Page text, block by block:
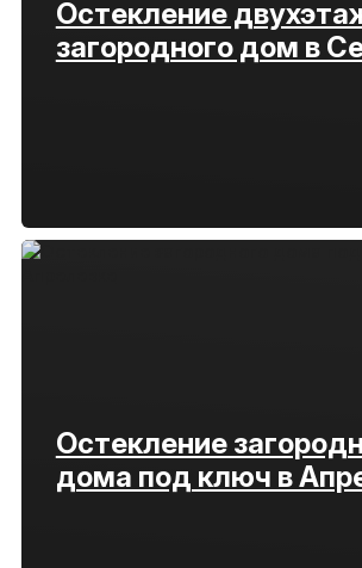
Остекление
загородного дом в
Остекление
дома под ключ в